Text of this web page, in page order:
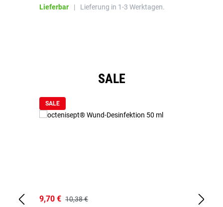
Lieferbar | Lieferung in 1-3 Werktagen.
SALE
SALE
9,70 € 10,38 €